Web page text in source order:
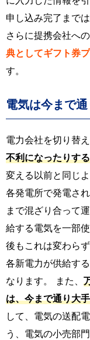
申し込み完了まで
さらに提携会社へ
典としてギフト券
す。
電気は今まで
電力会社を切り替え
不利になったりす
変える以前と同じ
各発電所で発電さ
まで混ざり合って
給する電気を一部
後もこれは変わら
各新電力が供給す
なります。 また、
は、今まで通り大
して、電気の送配
う、電気の小売部